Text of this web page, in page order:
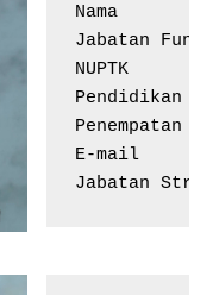
Nama
Jabatan
NUPTK
Pendidikan
E-mail